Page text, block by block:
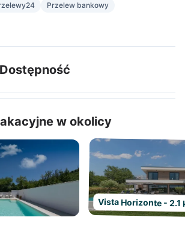
Przelew bankowy
w okolicy
Vista Horizonte - 2.1